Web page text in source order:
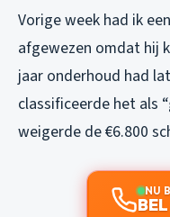
Vorige week had ik
afgewezen omdat hij
jaar onderhoud had
classificeerde het als
weigerde de €6.800
NU